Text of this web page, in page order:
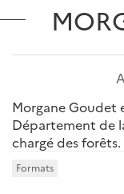
Morgane Goudet
Département de
chargé des forêts.
Formats